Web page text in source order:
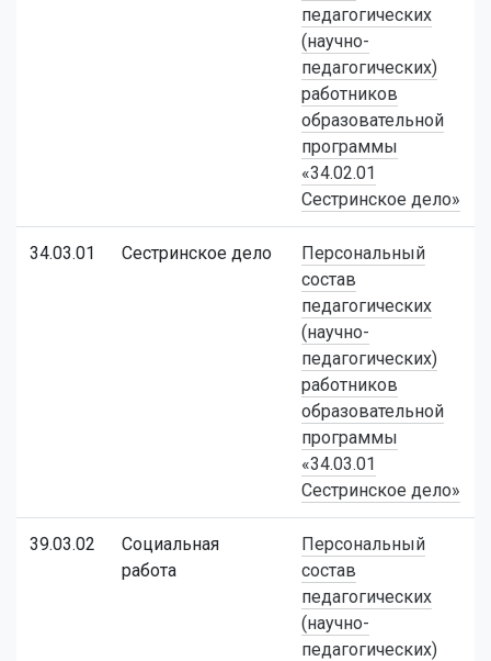
педагогических
(научно-
педагогических)
работников
образовательной
программы
«34.02.01
Сестринское дело»
34.03.01 Сестринское дело
Персональный
состав
педагогических
(научно-
педагогических)
работников
образовательной
программы
«34.03.01
Сестринское дело»
39.03.02
Социальная
работа
Персональный
состав
педагогических
(научно-
педагогических)